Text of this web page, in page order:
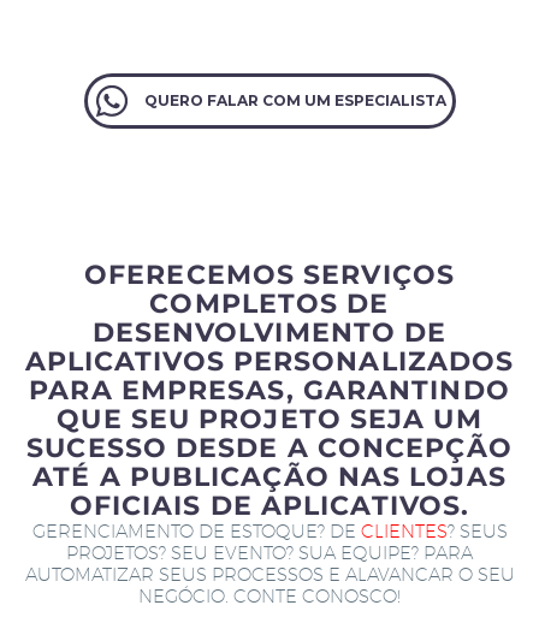
QUERO FALAR COM UM ESPECIALISTA
OFERECEMOS SERVIÇOS
COMPLETOS DE
DESENVOLVIMENTO DE
APLICATIVOS PERSONALIZADOS
PARA EMPRESAS, GARANTINDO
QUE SEU PROJETO SEJA UM
SUCESSO DESDE A CONCEPÇÃO
ATÉ A PUBLICAÇÃO NAS LOJAS
OFICIAIS DE APLICATIVOS.
GERENCIAMENTO DE ESTOQUE? DE CLIENTES? SEUS
PROJETOS? SEU EVENTO? SUA EQUIPE? PARA
AUTOMATIZAR SEUS PROCESSOS E ALAVANCAR O SEU
NEGÓCIO. CONTE CONOSCO!